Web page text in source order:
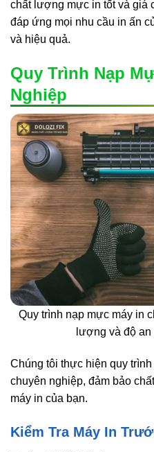
chất lượng mực in tốt và giá
đáp ứng mọi nhu cầu in ấn
và hiệu quả.
Quy Trình Nạp
Nghiệp
Quy trình nạp mực máy in
lượng và độ
Chúng tôi thực hiện quy
chuyên nghiệp, đảm bảo
máy in của bạn.
Kiểm Tra Máy In